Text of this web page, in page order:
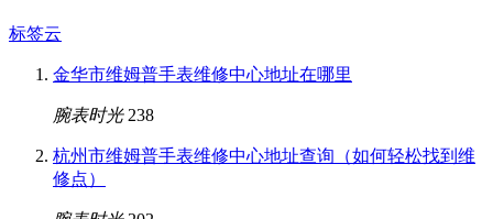
标签云
金华市维姆普手表维修中心地址在哪里
腕表时光 238
杭州市维姆普手表维修中心地址查询（如何轻松找到维
修点）